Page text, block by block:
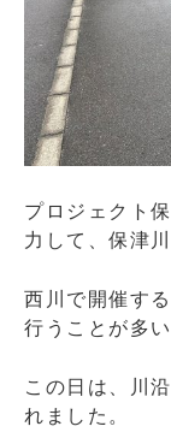
プロジェクト
力して、保津
西川で開催す
行うことが多い
この日は、川
れました。